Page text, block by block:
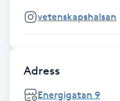
Hatha Yoga
vetenskapshalsan
Adress
Energigatan 9